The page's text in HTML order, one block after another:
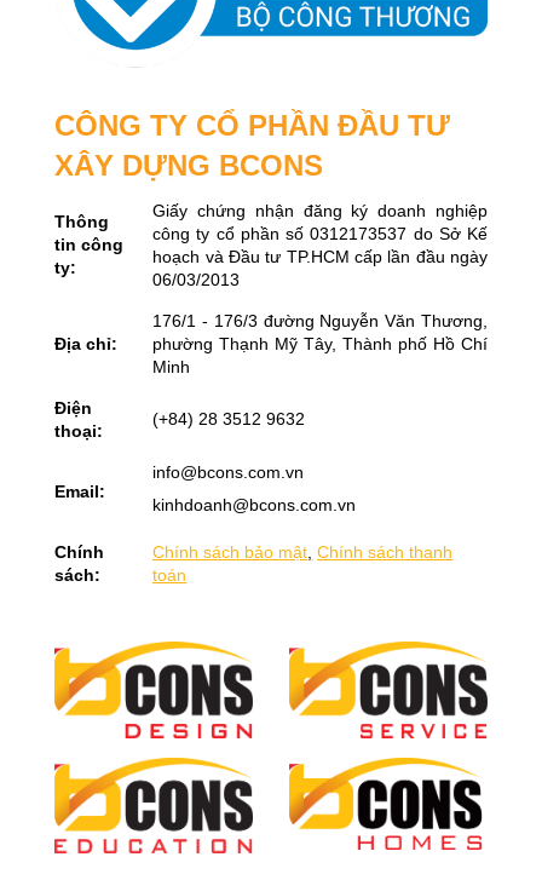
CÔNG TY CỔ PHẦN ĐẦU TƯ
XÂY DỰNG BCONS
Thông
tin công
ty:
Giấy chứng nhận đăng ký doanh nghiệp
công ty cổ phần số 0312173537 do Sở Kế
hoạch và Đầu tư TP.HCM cấp lần đầu ngày
06/03/2013
Địa chỉ:
176/1 - 176/3 đường Nguyễn Văn Thương,
phường Thạnh Mỹ Tây, Thành phố Hồ Chí
Minh
Điện
thoại:
(+84) 28 3512 9632
Email:
info@bcons.com.vn
kinhdoanh@bcons.com.vn
Chính
sách:
Chính sách bảo mật Chính sách thanh
toán